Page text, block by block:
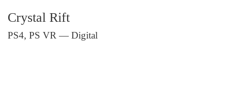
Crystal Rift
PS4, PS VR — Digital